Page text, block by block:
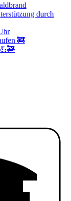
durch
🚒